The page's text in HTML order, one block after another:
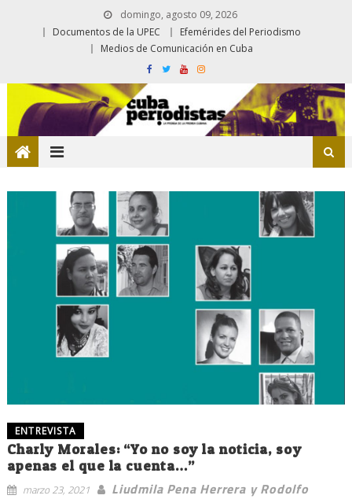
domingo, agosto 09, 2026
Documentos de la UPEC
Efemérides del Periodismo
Medios de Comunicación en Cuba
ENTREVISTA
Charly Morales: “Yo no soy la noticia, soy
apenas el que la cuenta…”
marzo 23, 2021
Liudmila Pena Herrera y Rodolfo